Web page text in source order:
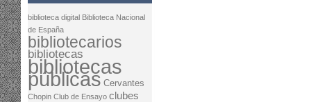
biblioteca digital Biblioteca Nacional
de España
bibliotecarios
bibliotecas
bibliotecas
públicas Cervantes
Chopin Club de Ensayo clubes